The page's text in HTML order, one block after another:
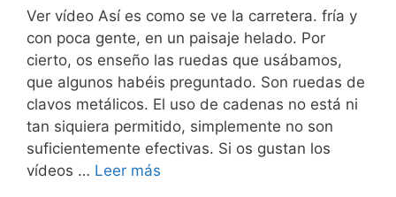
Ver vídeo Así es como se ve la carretera. fría y
con poca gente, en un paisaje helado. Por
cierto, os enseño las ruedas que usábamos,
que algunos habéis preguntado. Son ruedas de
clavos metálicos. El uso de cadenas no está ni
tan siquiera permitido, simplemente no son
suficientemente efectivas. Si os gustan los
vídeos … Leer más